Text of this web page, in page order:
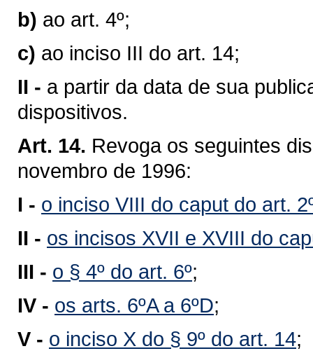
b) ao art. 4º;
c) ao inciso III do art. 14;
II - a partir da data de sua
dispositivos.
Art. 14. Revoga os seguintes
novembro de 1996:
I - o inciso VIII do caput do art.
II - os incisos XVII e XVIII do
III - o § 4º do art. 6º;
IV - os arts. 6ºA a 6ºD;
V - o inciso X do § 9º do art. 14;